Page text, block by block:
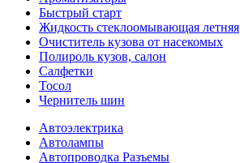
Быстрый старт
Жидкость стеклоомывающая летняя
Очиститель кузова от насекомых
Полироль кузов, салон
Салфетки
Тосол
Чернитель шин
Автоэлектрика
Автолампы
Автопроводка Разъемы